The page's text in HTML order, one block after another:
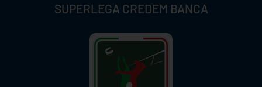
SUPERLEGA CREDEM BANCA